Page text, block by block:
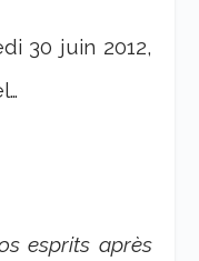
30 juin 2012,
esprits après